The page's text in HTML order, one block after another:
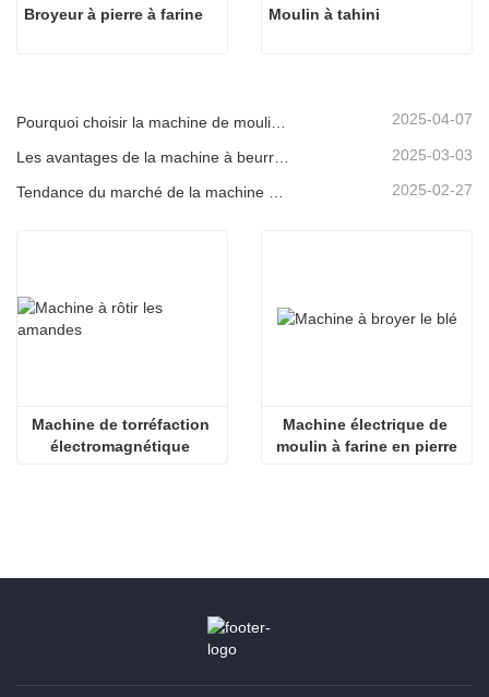
Broyeur à pierre à farine Moulin à tahini
2025-04-07
2025-03-03
2025-02-27
Machine de torréfaction
électromagnétique
Machine électrique de
moulin à farine en pierre